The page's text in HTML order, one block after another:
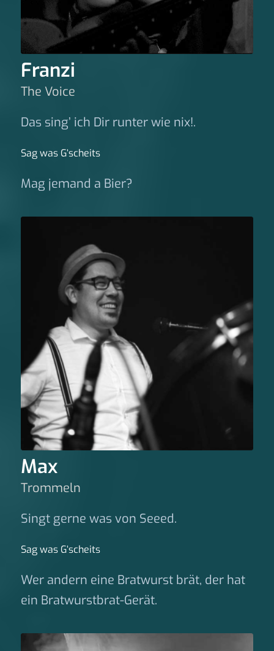
Franzi
The Voice
Das sing’ ich Dir runter wie nix!.
Sag was G‘scheits
Mag jemand a Bier?
Max
Trommeln
Singt gerne was von Seeed.
Sag was G‘scheits
Wer andern eine Bratwurst brät, der hat
ein Bratwurstbrat-Gerät.